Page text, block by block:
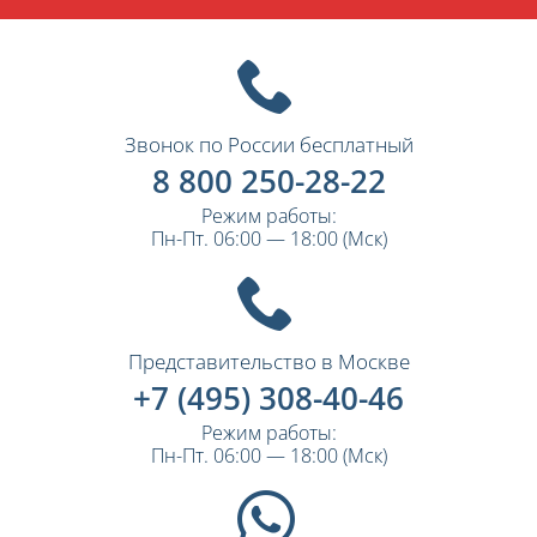
Звонок по России бесплатный
8 800 250-28-22
Режим работы:
Пн-Пт. 06:00 — 18:00 (Мск)
Представительство в Москве
+7 (495) 308-40-46
Режим работы:
Пн-Пт. 06:00 — 18:00 (Мск)